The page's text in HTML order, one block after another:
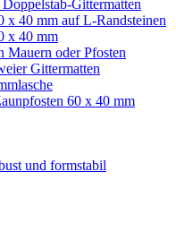
Gittermatten
x 40 mm auf L-Randsteinen
x 40 mm
Mauern oder Pfosten
Gittermatten
60 x 40 mm
und formstabil